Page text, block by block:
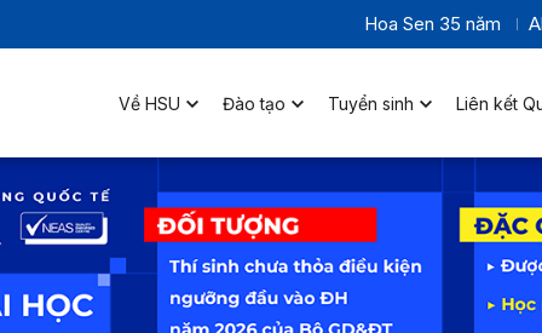
Hoa Sen 35 năm
Về HSU Đào tạo Tuyển sinh Liên kết